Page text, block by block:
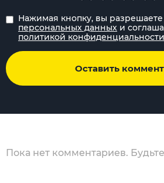
Нажимая кнопку, вы разрешаете
персональных данных и
политикой конфиденциальности
Оставить
Пока нет комментариев.